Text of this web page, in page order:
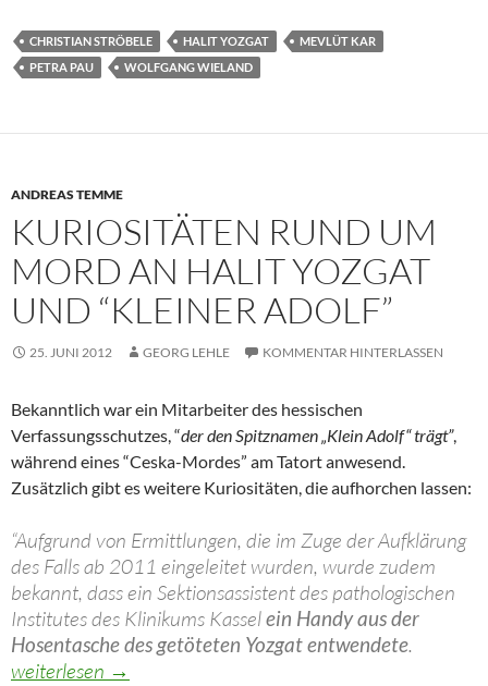
CHRISTIAN STRÖBELE HALIT YOZGAT
MEVLÜT KAR
PETRA PAU
WOLFGANG WIELAND
ANDREAS TEMME
KURIOSITÄTEN RUND UM
MORD AN HALIT YOZGAT
UND “KLEINER ADOLF”
25. JUNI 2012 GEORG LEHLE KOMMENTAR HINTERLASSEN
Bekanntlich war ein Mitarbeiter des hessischen
Verfassungsschutzes, “der den Spitznamen „Klein Adolf“ trägt”,
während eines “Ceska-Mordes” am Tatort anwesend.
Zusätzlich gibt es weitere Kuriositäten, die aufhorchen lassen:
“Aufgrund von Ermittlungen, die im Zuge der Aufklärung
des Falls ab 2011 eingeleitet wurden, wurde zudem
bekannt, dass ein Sektionsassistent des pathologischen
Institutes des Klinikums Kasselein Handy aus der
Hosentasche des getöteten Yozgat entwendete.
Kuriositäten rund um Mord an Halit Yozgat und “Kleiner
weiterlesen →